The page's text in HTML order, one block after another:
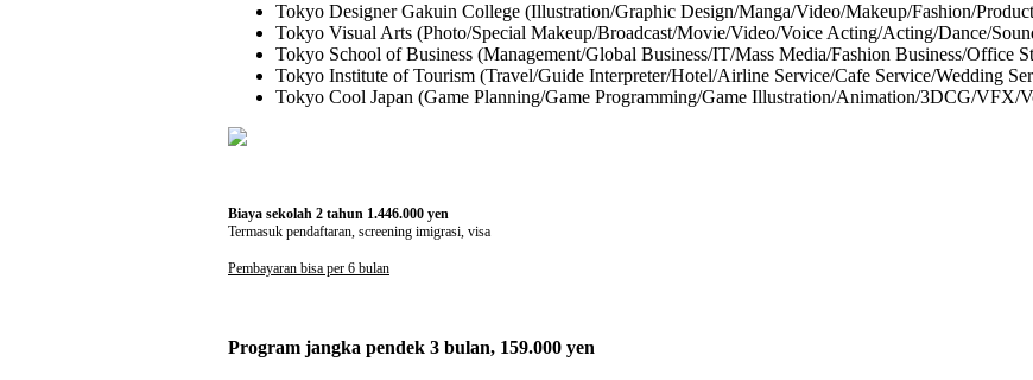
Tokyo Designer Gakuin College (Illustration/Graphic Design/Manga/Video/Makeup/Fashion/
Tokyo Visual Arts (Photo/Special Makeup/Broadcast/Movie/Video/Voice Acting/Acting/Dance/
Tokyo School of Business (Management/Global Business/IT/Mass Media/Fashion Business/Office
Tokyo Institute of Tourism (Travel/Guide Interpreter/Hotel/Airline Service/Cafe Service/Wedding
Tokyo Cool Japan (Game Planning/Game Programming/Game Illustration/Animation/3DCG/VFX/
Biaya sekolah 2 tahun 1.446.000 yen
Termasuk pendaftaran, screening imigrasi, visa
Pembayaran bisa per 6 bulan
Program jangka pendek 3 bulan, 159.000 yen